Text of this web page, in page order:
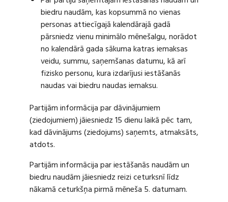
biedru naudām, kas kopsummā no vienas
personas attiecīgajā kalendārajā gadā
pārsniedz vienu minimālo mēnešalgu, norādot
no kalendārā gada sākuma katras iemaksas
veidu, summu, saņemšanas datumu, kā arī
fizisko personu, kura izdarījusi iestāšanās
naudas vai biedru naudas iemaksu.
Partijām informācija par dāvinājumiem
(ziedojumiem) jāiesniedz 15 dienu laikā pēc tam,
kad dāvinājums (ziedojums) saņemts, atmaksāts,
atdots.
Partijām informācija par iestāšanās naudām un
biedru naudām jāiesniedz reizi ceturksnī līdz
nākamā ceturkšņa pirmā mēneša 5. datumam.